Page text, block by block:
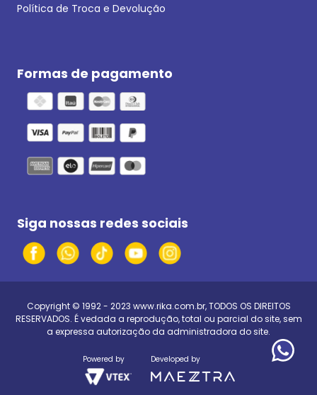
Política de Troca e Devolução
Formas de pagamento
Siga nossas redes sociais
Copyright © 1992 - 2023 www.rika.com.br, TODOS OS DIREITOS
RESERVADOS. É vedada a reprodução, total ou parcial do site, sem
a expressa autorização da administradora do site.
Powered by Developed by